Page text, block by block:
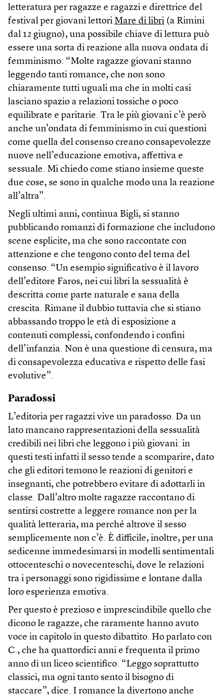
letteratura per ragazze e ragazzi e direttrice del
festival per giovani lettori Mare di libri (a Rimini
dal 12 giugno), una possibile chiave di lettura può
essere una sorta di reazione alla nuova ondata di
femminismo: “Molte ragazze giovani stanno
leggendo tanti romance, che non sono
chiaramente tutti uguali ma che in molti casi
lasciano spazio a relazioni tossiche o poco
equilibrate e paritarie. Tra le più giovani c’è però
anche un’ondata di femminismo in cui questioni
come quella del consenso creano consapevolezze
nuove nell’educazione emotiva, affettiva e
sessuale. Mi chiedo come stiano insieme queste
due cose, se sono in qualche modo una la reazione
all’altra”.
Negli ultimi anni, continua Bigli, si stanno
pubblicando romanzi di formazione che includono
scene esplicite, ma che sono raccontate con
attenzione e che tengono conto del tema del
consenso. “Un esempio significativo è il lavoro
dell’editore Faros, nei cui libri la sessualità è
descritta come parte naturale e sana della
crescita. Rimane il dubbio tuttavia che si stiano
abbassando troppo le età di esposizione a
contenuti complessi, confondendo i confini
dell’infanzia. Non è una questione di censura, ma
di consapevolezza educativa e rispetto delle fasi
evolutive”.
Paradossi
L’editoria per ragazzi vive un paradosso. Da un
lato mancano rappresentazioni della sessualità
credibili nei libri che leggono i più giovani: in
questi testi infatti il sesso tende a scomparire, dato
che gli editori temono le reazioni di genitori e
insegnanti, che potrebbero evitare di adottarli in
classe. Dall’altro molte ragazze raccontano di
sentirsi costrette a leggere romance non per la
qualità letteraria, ma perché altrove il sesso
semplicemente non c’è. È difficile, inoltre, per una
sedicenne immedesimarsi in modelli sentimentali
ottocenteschi o novecenteschi, dove le relazioni
tra i personaggi sono rigidissime e lontane dalla
loro esperienza emotiva.
Per questo è prezioso e imprescindibile quello che
dicono le ragazze, che raramente hanno avuto
voce in capitolo in questo dibattito. Ho parlato con
C., che ha quattordici anni e frequenta il primo
anno di un liceo scientifico. “Leggo soprattutto
classici, ma ogni tanto sento il bisogno di
staccare”, dice. I romance la divertono anche